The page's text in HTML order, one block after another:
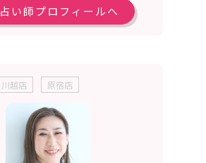
占い師プロフィールへ
川越店 原宿店